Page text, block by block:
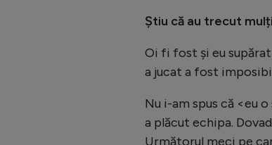
Știu că au trecut
Oi fi fost și eu
a jucat a fost
Nu i-am spus că <eu
a plăcut echipa.
Următorul meci pe